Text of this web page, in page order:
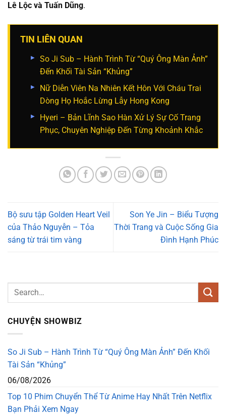
Lê Lộc và Tuấn Dũng.
TIN LIÊN QUAN
So Ji Sub – Hành Trình Từ “Quý Ông Màn Ảnh”
Đến Khối Tài Sản “Khủng”
Nữ Diễn Viên Na Nhiên Kết Hôn Với Cháu Trai
Dòng Họ Hoắc Lừng Lẫy Hong Kong
Hyeri – Bản Lĩnh Sao Hàn Xử Lý Sự Cố Trang
Phục, Chuyên Nghiệp Đến Từng Khoảnh Khắc
Bộ sưu tập Golden Heart Veil
của Thảo Nguyễn – Tỏa
sáng từ trái tim vàng
Son Ye Jin – Biểu Tượng
Thời Trang và Cuộc Sống Gia
Đình Hạnh Phúc
CHUYỆN SHOWBIZ
So Ji Sub – Hành Trình Từ “Quý Ông Màn Ảnh” Đến Khối
Tài Sản “Khủng”
06/08/2026
Top 10 Phim Chuyển Thể Từ Anime Hay Nhất Trên Netflix
Bạn Phải Xem Ngay